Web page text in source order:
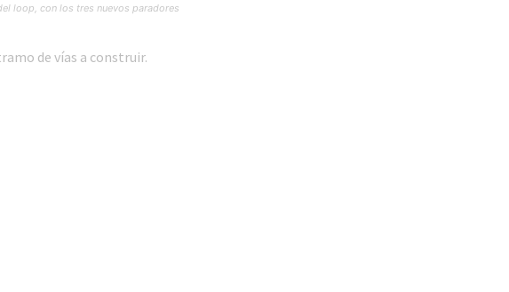
loop, con los tres nuevos paradores
de vías a construir.